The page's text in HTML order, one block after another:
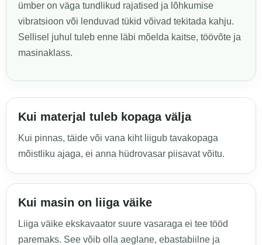
ümber on väga tundlikud rajatised ja lõhkumise
vibratsioon või lenduvad tükid võivad tekitada kahju.
Sellisel juhul tuleb enne läbi mõelda kaitse, töövõte ja
masinaklass.
Kui materjal tuleb kopaga välja
Kui pinnas, täide või vana kiht liigub tavakopaga
mõistliku ajaga, ei anna hüdrovasar piisavat võitu.
Kui masin on liiga väike
Liiga väike ekskavaator suure vasaraga ei tee tööd
paremaks. See võib olla aeglane, ebastabiilne ja